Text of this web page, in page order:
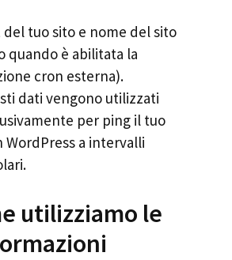
del tuo sito e nome del sito
quando è abilitata la
cron esterna).
dati vengono utilizzati
per ping il tuo
WordPress a intervalli
utilizziamo le